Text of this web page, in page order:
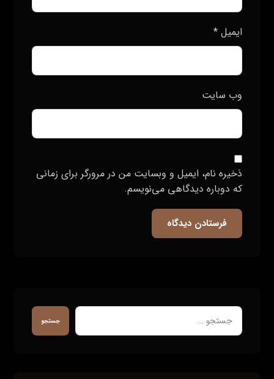
ایمیل*
وب‌ سایت
ذخیره نام، ایمیل و وبسایت من در مرورگر برای زمانی
که دوباره دیدگاهی می‌نویسم.
فرستادن دیدگاه
جستجو